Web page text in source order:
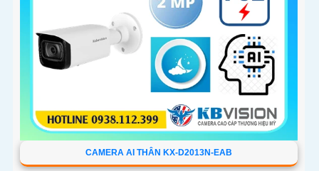
CAMERA AI THÂN KX-D2013N-EAB